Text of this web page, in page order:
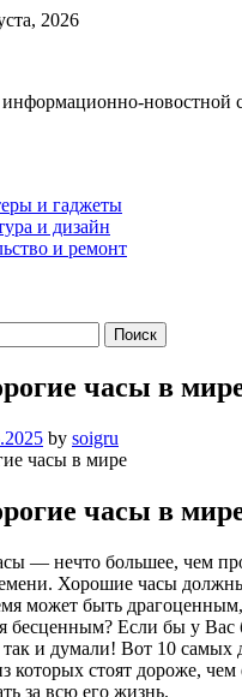
2026
новостной
и гаджеты
и дизайн
и ремонт
часы в
by soigru
часы в
— нечто большее, чем
Хорошие часы
может быть
бесценным? Если бы у Вас
и думали! Вот 10 самых
которых стоят дороже, чем
за всю его жизнь.